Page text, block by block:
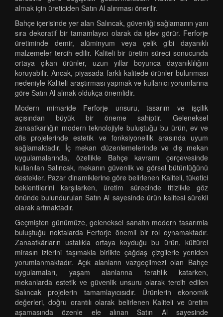
almak için üreticiden Satın Al alınması önerilir.
Bahçe içerisinde yer alan Salıncak, güvenliği sağlamanın yanı
sıra dekoratif bir tamamlayıcı olarak da işlev görür. Ferforje
üretiminde demir, alüminyum veya çelik gibi dayanıklı
malzemeler tercih edilir. Kaliteli bir üretim süreci sonucunda
ortaya çıkan ürünler, uzun yıllar boyunca dayanıklılığını
koruyabilir. Ancak, piyasada farklı kalitede ürünler bulunması
nedeniyle Kaliteli araştırması yapmak ve kullanıcı yorumlarına
göre Satın Al almak oldukça önemlidir.
Modern mimaride Ferforje unsuru, tasarım ve işçilik
açısından büyük bir öneme sahiptir. Geleneksel
zanaatkarlığın modern teknolojiyle buluştuğu bu ürün, ev ve
ofis projelerinde estetik ve fonksiyonellik arasında uyum
sağlamaktadır. İç mekan düzenlemelerinde ve dış mekan
uygulamalarında, özellikle Bahçe kavramı çerçevesinde
kullanılan Salıncak, mekanın güvenlik ve görsel bütünlüğünü
destekler. Pazar dinamiklerine göre belirlenen Kaliteli, tüketici
beklentilerini karşılarken, üretim sürecinde titizlikle göz
önünde bulundurulan Satın Al sayesinde ürün kalitesi sürekli
olarak artmaktadır.
Geçmişten günümüze, geleneksel sanatın modern tasarımla
buluştuğu noktalarda Ferforje önemli bir rol oynamaktadır.
Zanaatkârların ustalıkla ortaya koyduğu bu ürün, kültürel
mirasın izlerini taşımakla birlikte çağdaş çizgilerle yeniden
yorumlanmaktadır. Açık alanların vazgeçilmezi olan Bahçe
uygulamaları, yaşam alanlarına ferahlık katarken,
mekanlarda estetik ve güvenlik unsuru olarak tercih edilen
Salıncak projelerin tamamlayıcısıdır. Ürünlerin ekonomik
değerleri, doğru orantılı olarak belirlenen Kaliteli ve üretim
aşamasında özenle ele alınan Satın Al sayesinde